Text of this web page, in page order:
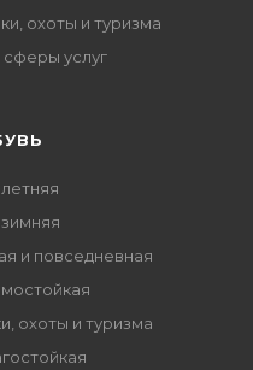
охоты и туризма
услуг
и повседневная
охоты и туризма